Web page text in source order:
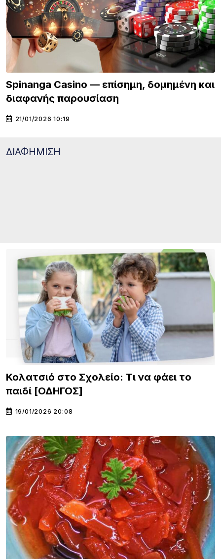
Spinanga Casino — επίσημη, δομημένη και
διαφανής παρουσίαση
21/01/2026 10:19
ΔΙΑΦΗΜΙΣΗ
Κολατσιό στο Σχολείο: Τι να φάει το
παιδί [ΟΔΗΓΟΣ]
19/01/2026 20:08